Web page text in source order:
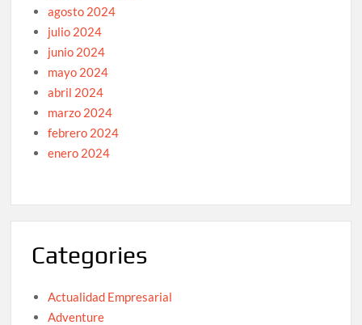
agosto 2024
julio 2024
junio 2024
mayo 2024
abril 2024
marzo 2024
febrero 2024
enero 2024
Categories
Actualidad Empresarial
Adventure